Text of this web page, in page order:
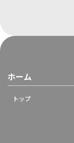
ホーム
トップ